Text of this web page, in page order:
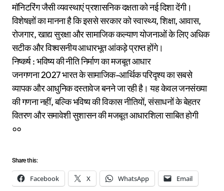
मॉनिटरिंग जैसी व्यवस्थाएं प्रशासनिक दक्षता को नई दिशा देंगी।
विशेषज्ञों का मानना है कि इससे सरकार को स्वास्थ्य, शिक्षा, आवास,
रोजगार, खाद्य सुरक्षा और सामाजिक कल्याण योजनाओं के लिए अधिक
सटीक और विश्वसनीय आधारभूत आंकड़े प्राप्त होंगे।
निष्कर्ष : भविष्य की नीति निर्माण का मजबूत आधार
जनगणना 2027 भारत के सामाजिक-आर्थिक परिदृश्य का सबसे
व्यापक और आधुनिक दस्तावेज बनने जा रही है। यह केवल जनसंख्या
की गणना नहीं, बल्कि भविष्य की विकास नीतियों, संसाधनों के बेहतर
वितरण और समावेशी सुशासन की मजबूत आधारशिला साबित होगी
००
Share this:
Facebook X WhatsApp Email